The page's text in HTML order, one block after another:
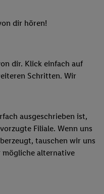
dir hören!
dir. Klick einfach auf
Schritten. Wir
ausgeschrieben ist,
Filiale. Wenn uns
tauschen wir uns
mögliche alternative